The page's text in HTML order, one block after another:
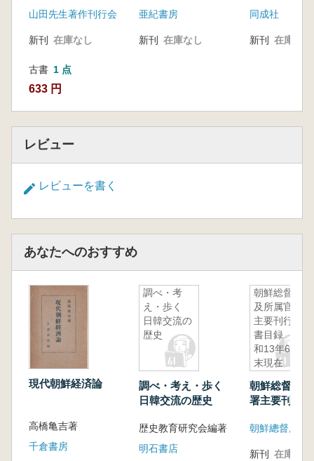
山田先生著作刊行会
新刊 在庫なし
古書 1 点
633 円
亜紀書房
新刊 在庫なし
同成社
新刊 在庫なし
レビュー
レビューを書く
あなたへのおすすめ
現代朝鮮経済論
高橋亀吉著
千倉書房
調べ・考
え・歩く
日韓交流の
歴史
調べ・考え・歩く
日韓交流の歴史
歴史教育研究会編著
明石書店
朝鮮総督府
及所属官署
主要刊行図
書目録 昭
和13年6月
末現在
朝鮮総督府
署主要刊行
現在
朝鮮總督府
新刊 在庫なし